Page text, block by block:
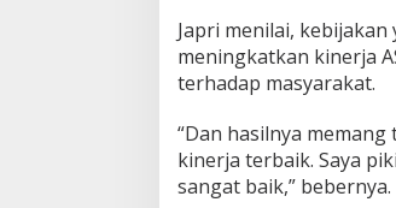
o
m
s
I
I
I
Japri menilai,
meningkatkan kinerja
terhadap masyarakat.
“Dan hasilnya
kinerja terbaik. Saya
sangat baik,” bebernya.